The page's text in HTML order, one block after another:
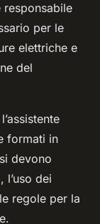
responsabile
per le
elettriche e
del
formati in
devono
l’uso dei
regole per la